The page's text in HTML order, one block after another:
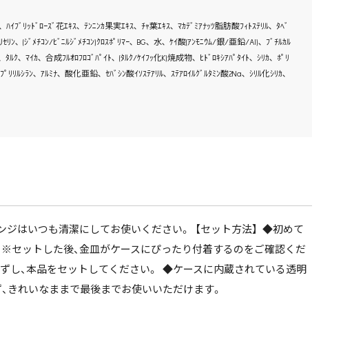
ｲﾌﾞﾘｯﾄﾞﾛｰｽﾞ花ｴｷｽ､ ﾃﾝﾆﾝｶ果実ｴｷｽ､ ﾁｬ葉ｴｷｽ､ ﾏｶﾃﾞﾐｱﾅｯﾂ脂肪酸ﾌｨﾄｽﾃﾘﾙ､ ﾀﾍﾞ
ﾘﾝ､ (ｼﾞﾒﾁｺﾝ/ﾋﾞﾆﾙｼﾞﾒﾁｺﾝ)ｸﾛｽﾎﾟﾘﾏｰ､ BG､ 水､ ｹｲ酸(ｱﾝﾓﾆｳﾑ/銀/亜鉛/Al)､ ﾌﾞﾁﾙｶﾙ
ﾙｸ､ ﾏｲｶ､ 合成ﾌﾙｵﾛﾌﾛｺﾞﾊﾟｲﾄ､ (ﾀﾙｸ/ｹｲﾌｯ化K)焼成物､ ﾋﾄﾞﾛｷｼｱﾊﾟﾀｲﾄ､ ｼﾘｶ､ ﾎﾟﾘ
ﾘﾙｼﾗﾝ､ ｱﾙﾐﾅ､ 酸化亜鉛､ ｾﾊﾞｼﾝ酸ｲｿｽﾃｱﾘﾙ､ ｽﾃｱﾛｲﾙｸﾞﾙﾀﾐﾝ酸2Na､ ｼﾘﾙ化ｼﾘｶ､
はいつも清潔にしてお使いください。 【セット方法】 ◆初めて
セットした後、金皿がケースにぴったり付着するのをご確認くだ
し、本品をセットしてください。 ◆ケースに内蔵されている透明
れいなままで最後までお使いいただけます。